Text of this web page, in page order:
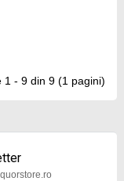
1 - 9 din 9 (1 pagini)